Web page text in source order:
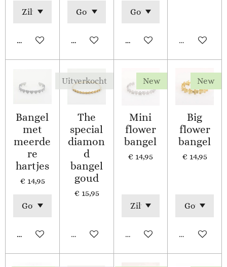
In winkelwagenIn winkelwagenIn winkelwagenUitverkocht
Bangel
met
meerde
re
hartjes
€ 14,95
In winkelwagen
Uitverkocht
The
special
diamon
d
bangel
goud
€ 15,95
Uitverkocht
New
Mini
flower
bangel
€ 14,95
Uitverkocht
New
Big
flower
bangel
€ 14,95
Uitverkocht